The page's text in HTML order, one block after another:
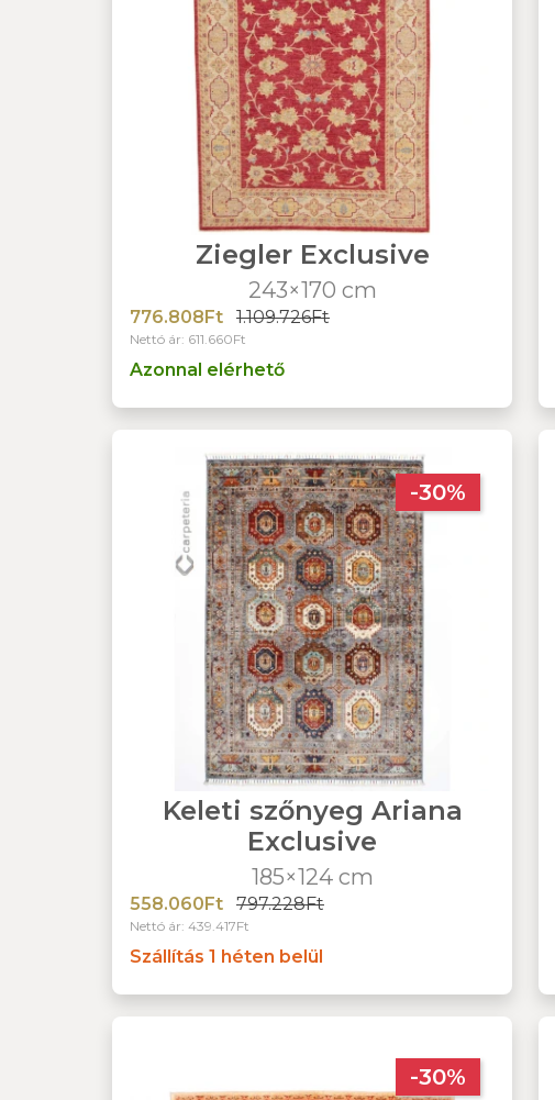
Ziegler Exclusive
243×170 cm
776.808Ft 1.109.726Ft
Nettó ár: 611.660Ft
Azonnal elérhető
-30%
Keleti szőnyeg Ariana
Exclusive
185×124 cm
558.060Ft 797.228Ft
Nettó ár: 439.417Ft
Szállítás 1 héten belül
-30%